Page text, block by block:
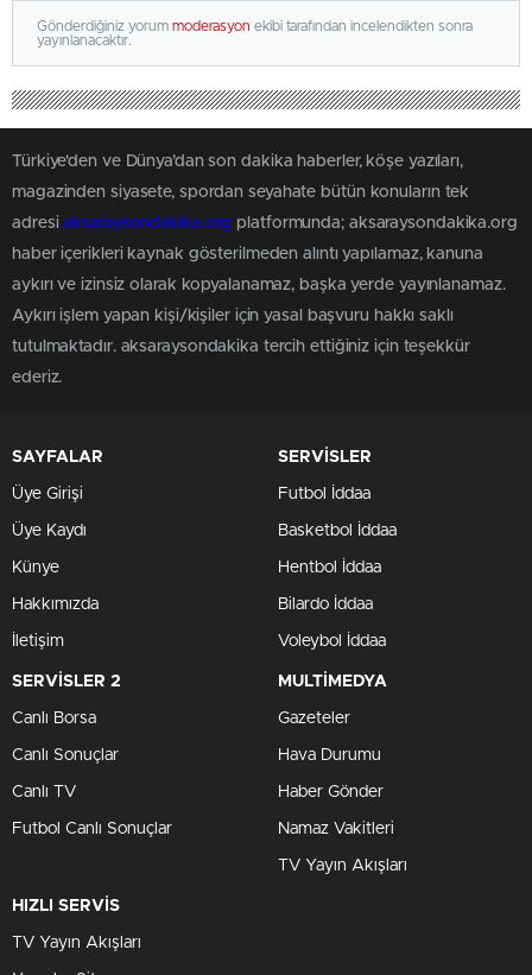
Gönderdiğiniz yorum moderasyon ekibi tarafından incelendikten sonra
yayınlanacaktır.
Türkiye'den ve Dünya’dan son dakika haberler, köşe yazıları,
magazinden siyasete, spordan seyahate bütün konuların tek
adresiaksaraysondakika.org platformunda; aksaraysondakika.org
haber içerikleri kaynak gösterilmeden alıntı yapılamaz, kanuna
aykırı ve izinsiz olarak kopyalanamaz, başka yerde yayınlanamaz.
Aykırı işlem yapan kişi/kişiler için yasal başvuru hakkı saklı
tutulmaktadır. aksaraysondakika tercih ettiğiniz için teşekkür
ederiz.
SAYFALAR
Üye Girişi
Üye Kaydı
Künye
Hakkımızda
İletişim
SERVİSLER
Futbol İddaa
Basketbol İddaa
Hentbol İddaa
Bilardo İddaa
Voleybol İddaa
SERVİSLER 2
Canlı Borsa
Canlı Sonuçlar
Canlı TV
Futbol Canlı Sonuçlar
MULTİMEDYA
Gazeteler
Hava Durumu
Haber Gönder
Namaz Vakitleri
TV Yayın Akışları
HIZLI SERVİS
TV Yayın Akışları